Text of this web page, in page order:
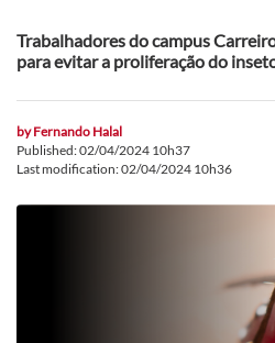
Trabalhadores do campus
para evitar a proliferação do
byFernando Halal
Published: 02/04/2024 10h37
Last modification: 02/04/2024 10h36